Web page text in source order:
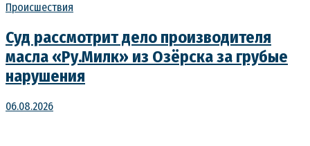
Происшествия
Суд рассмотрит дело производителя
масла «Ру.Милк» из Озёрска за грубые
нарушения
06.08.2026